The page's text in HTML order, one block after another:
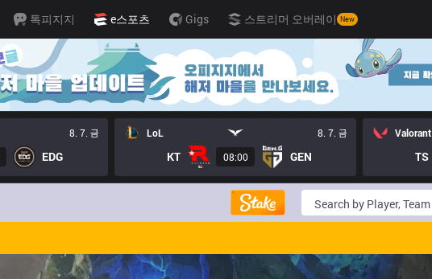
톡피지지 e스포츠 Gigs 스트리머 오버레이 New
8. 7. 금
EDG
LoL 8. 7. 금
KT 08:00 GEN
Valorant
TS